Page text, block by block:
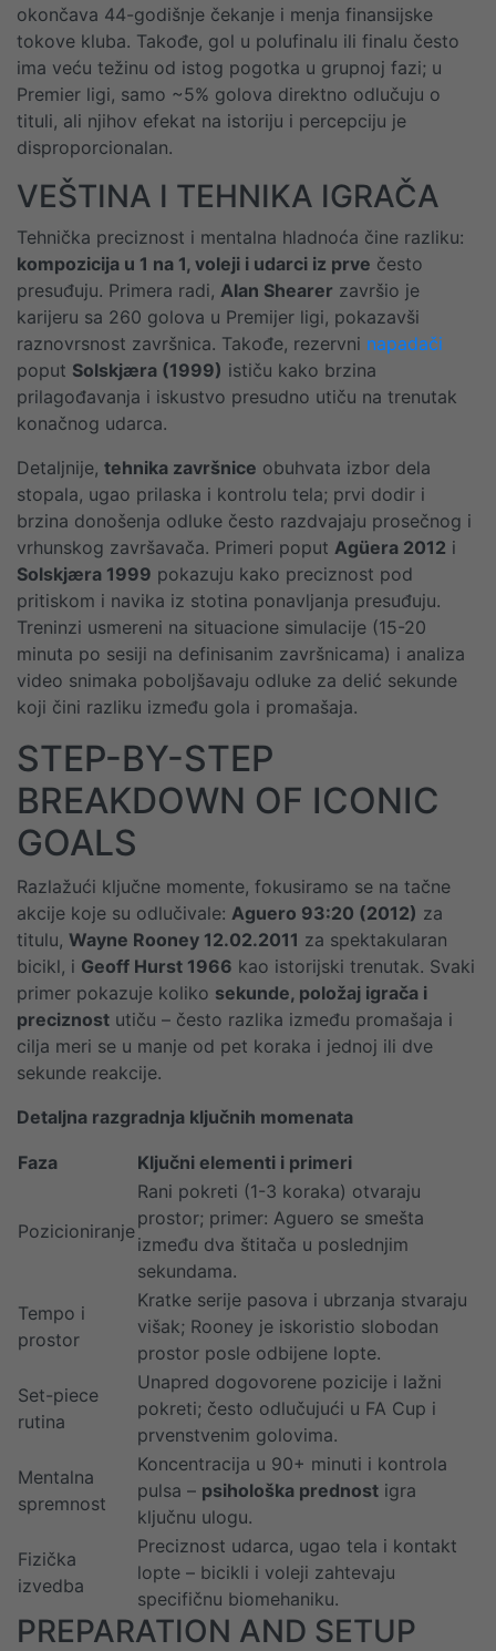
okončava 44-godišnje čekanje i menja finansijske
tokove kluba. Takođe, gol u polufinalu ili finalu često
ima veću težinu od istog pogotka u grupnoj fazi; u
Premier ligi, samo ~5% golova direktno odlučuju o
tituli, ali njihov efekat na istoriju i percepciju je
disproporcionalan.
VEŠTINA I TEHNIKA IGRAČA
Tehnička preciznost i mentalna hladnoća čine razliku:
kompozicija u 1 na 1, voleji i udarci iz prve često
presuđuju. Primera radi, Alan Shearer završio je
karijeru sa 260 golova u Premijer ligi, pokazavši
raznovrsnost završnica. Takođe, rezervni napadači
poput Solskjæra (1999) ističu kako brzina
prilagođavanja i iskustvo presudno utiču na trenutak
konačnog udarca.
Detaljnije, tehnika završnice obuhvata izbor dela
stopala, ugao prilaska i kontrolu tela; prvi dodir i
brzina donošenja odluke često razdvajaju prosečnog i
vrhunskog završavača. Primeri poput Agüera 2012 i
Solskjæra 1999 pokazuju kako preciznost pod
pritiskom i navika iz stotina ponavljanja presuđuju.
Treninzi usmereni na situacione simulacije (15-20
minuta po sesiji na definisanim završnicama) i analiza
video snimaka poboljšavaju odluke za delić sekunde
koji čini razliku između gola i promašaja.
STEP-BY-STEP
BREAKDOWN OF ICONIC
GOALS
Razlažući ključne momente, fokusiramo se na tačne
akcije koje su odlučivale: Aguero 93:20 (2012) za
titulu, Wayne Rooney 12.02.2011 za spektakularan
bicikl, i Geoff Hurst 1966 kao istorijski trenutak. Svaki
primer pokazuje koliko sekunde, položaj igrača i
preciznost utiču – često razlika između promašaja i
cilja meri se u manje od pet koraka i jednoj ili dve
sekunde reakcije.
Detaljna razgradnja ključnih momenata
Faza Ključni elementi i primeri
Pozicioniranje
Rani pokreti (1-3 koraka) otvaraju
prostor; primer: Aguero se smešta
između dva štitača u poslednjim
sekundama.
Tempo i
prostor
Kratke serije pasova i ubrzanja stvaraju
višak; Rooney je iskoristio slobodan
prostor posle odbijene lopte.
Set-piece
rutina
Unapred dogovorene pozicije i lažni
pokreti; često odlučujući u FA Cup i
prvenstvenim golovima.
Mentalna
spremnost
Koncentracija u 90+ minuti i kontrola
pulsa – psihološka prednost igra
ključnu ulogu.
Fizička
izvedba
Preciznost udarca, ugao tela i kontakt
lopte – bicikli i voleji zahtevaju
specifičnu biomehaniku.
PREPARATION AND SETUP